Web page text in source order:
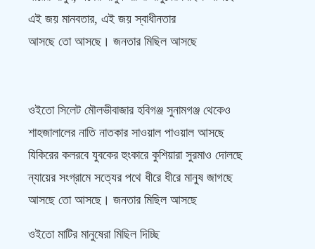
এই জয় মানবতার, এই জয় স্বাধীনতার
আসছে তো আসছে। জনতার মিছিল আসছে
ওইতো সিলেট মৌলভীবাজার হবিগঞ্জ সুনামগঞ্জ থেকেও
শাহজালালের নাতি নাতকার সাওয়াল পাওয়াল আসছে
যিকিরের কলরবে যুবকের হুংকারে কুশিয়ারা সুরমাও দোলছে
ন্যায়ের সংগ্রামে সত্যের পথে ধীরে ধীরে মানুষ জাগছে
আসছে তো আসছে। জনতার মিছিল আসছে
ওইতো মাটির মানুষেরা মিছিল দিচ্ছি